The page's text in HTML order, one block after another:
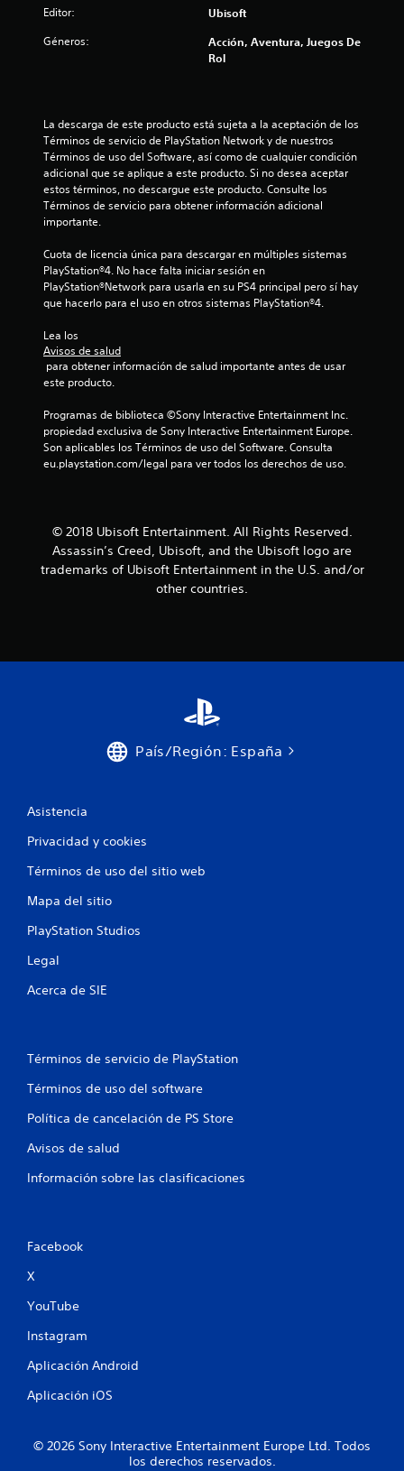
a
n
1
a
f
i
c
a
i
o
Editor: Ubisoft
Géneros:
Acción, Aventura, Juegos De
Rol
La descarga de este producto está sujeta a la aceptación de los
Términos de servicio de PlayStation Network y de nuestros
Términos de uso del Software, así como de cualquier condición
adicional que se aplique a este producto. Si no desea aceptar
estos términos, no descargue este producto. Consulte los
Términos de servicio para obtener información adicional
importante.
Cuota de licencia única para descargar en múltiples sistemas
PlayStation®4. No hace falta iniciar sesión en
PlayStation®Network para usarla en su PS4 principal pero sí hay
que hacerlo para el uso en otros sistemas PlayStation®4.
Lea los
Avisos de salud
este producto.
Programas de biblioteca ©Sony Interactive Entertainment Inc.
propiedad exclusiva de Sony Interactive Entertainment Europe.
Son aplicables los Términos de uso del Software. Consulta
eu.playstation.com/legal para ver todos los derechos de uso.
© 2018 Ubisoft Entertainment. All Rights Reserved.
Assassin’s Creed, Ubisoft, and the Ubisoft logo are
trademarks of Ubisoft Entertainment in the U.S. and/or
other countries.
País/Región: España
Asistencia
Privacidad y cookies
Términos de uso del sitio web
Mapa del sitio
PlayStation Studios
Legal
Acerca de SIE
Términos de servicio de PlayStation
Términos de uso del software
Política de cancelación de PS Store
Avisos de salud
Información sobre las clasificaciones
Facebook
X
YouTube
Instagram
Aplicación Android
Aplicación iOS
© 2026 Sony Interactive Entertainment Europe Ltd. Todos
los derechos reservados.